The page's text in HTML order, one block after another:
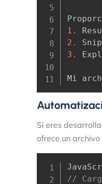
1.
2.
3.
Mi
Si eres
ofrece un archivo
//